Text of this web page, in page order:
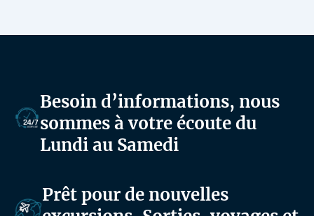
Besoin d’informations, nous
sommes à votre écoute du
Lundi au Samedi
Prêt pour de nouvelles